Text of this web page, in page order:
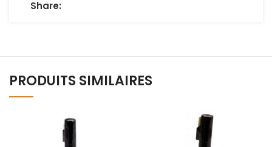
Share:
PRODUITS SIMILAIRES